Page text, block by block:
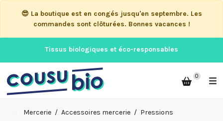
😎 La boutique est en congés jusqu'en septembre. Les
commandes sont clôturées. Bonnes vacances !
Tissus biologiques et éco-responsables
0
Mercerie Accessoires mercerie Pressions